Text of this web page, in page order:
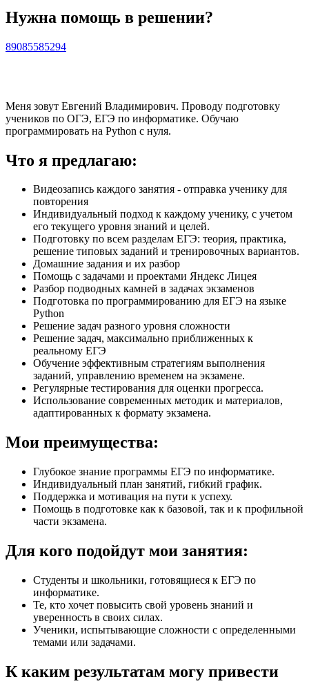
Нужна помощь в решении?
89085585294
Меня зовут Евгений Владимирович. Проводу подготовку
учеников по ОГЭ, ЕГЭ по информатике. Обучаю
программировать на Python с нуля.
Что я предлагаю:
Видеозапись каждого занятия - отправка ученику для
повторения
Индивидуальный подход к каждому ученику, с учетом
его текущего уровня знаний и целей.
Подготовку по всем разделам ЕГЭ: теория, практика,
решение типовых заданий и тренировочных вариантов.
Домашние задания и их разбор
Помощь с задачами и проектами Яндекс Лицея
Разбор подводных камней в задачах экзаменов
Подготовка по программированию для ЕГЭ на языке
Python
Решение задач разного уровня сложности
Решение задач, максимально приближенных к
реальному ЕГЭ
Обучение эффективным стратегиям выполнения
заданий, управлению временем на экзамене.
Регулярные тестирования для оценки прогресса.
Использование современных методик и материалов,
адаптированных к формату экзамена.
Мои преимущества:
Глубокое знание программы ЕГЭ по информатике.
Индивидуальный план занятий, гибкий график.
Поддержка и мотивация на пути к успеху.
Помощь в подготовке как к базовой, так и к профильной
части экзамена.
Для кого подойдут мои занятия:
Студенты и школьники, готовящиеся к ЕГЭ по
информатике.
Те, кто хочет повысить свой уровень знаний и
уверенность в своих силах.
Ученики, испытывающие сложности с определенными
темами или задачами.
К каким результатам могу привести